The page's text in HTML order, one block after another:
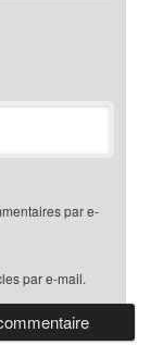
par e-
par e-mail.